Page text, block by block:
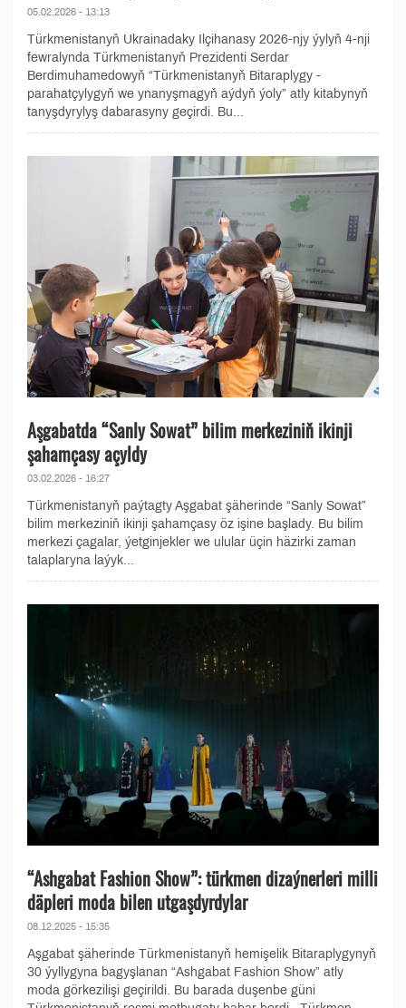
05.02.2026 - 13:13
Türkmenistanyň Ukrainadaky Ilçihanasy 2026-njy ýylyň 4-nji
fewralynda Türkmenistanyň Prezidenti Serdar
Berdimuhamedowyň “Türkmenistanyň Bitaraplygy -
parahatçylygyň we ynanyşmagyň aýdyň ýoly” atly kitabynyň
tanyşdyrylyş dabarasyny geçirdi. Bu...
Aşgabatda “Sanly Sowat” bilim merkeziniň ikinji
şahamçasy açyldy
03.02.2026 - 16:27
Türkmenistanyň paýtagty Aşgabat şäherinde “Sanly Sowat”
bilim merkeziniň ikinji şahamçasy öz işine başlady. Bu bilim
merkezi çagalar, ýetginjekler we ulular üçin häzirki zaman
talaplaryna laýyk...
“Ashgabat Fashion Show”: türkmen dizaýnerleri milli
däpleri moda bilen utgaşdyrdylar
08.12.2025 - 15:35
Aşgabat şäherinde Türkmenistanyň hemişelik Bitaraplygynyň
30 ýyllygyna bagyşlanan “Ashgabat Fashion Show” atly
moda görkezilişi geçirildi. Bu barada duşenbe güni